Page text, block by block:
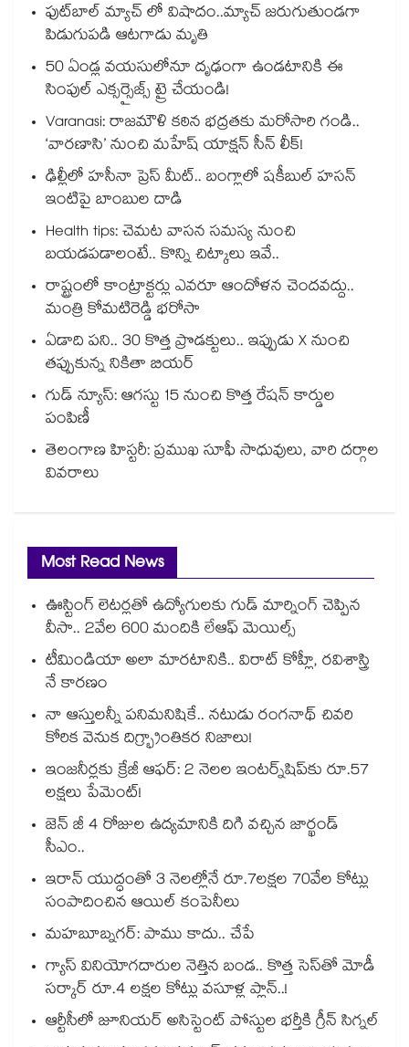
ఫుట్‌బాల్ మ్యాచ్ లో విషాదం..మ్యాచ్ జరుగుతుండగా
పిడుగుపడి ఆటగాడు మృతి
50 ఏండ్ల వయసులోనూ దృఢంగా ఉండటానికి ఈ
సింపుల్ ఎక్సర్సైజ్స్ ట్రై చేయండి!
Varanasi: రాజమౌళి కఠిన భద్రతకు మరోసారి గండి..
‘వారణాసి’ నుంచి మహేష్ యాక్షన్ సీన్ లీక్!
ఢిల్లీలో హసీనా ప్రెస్ మీట్.. బంగ్లాలో షకీబుల్ హసన్
ఇంటిపై బాంబుల దాడి
Health tips: చెమట వాసన సమస్య నుంచి
బయడపడాలంటే.. కొన్ని చిట్కాలు ఇవే..
రాష్ట్రంలో కాంట్రాక్టర్లు ఎవరూ ఆందోళన చెందవద్దు..
మంత్రి కోమటిరెడ్డి భరోసా
ఏడాది పని.. 30 కొత్త ప్రొడక్టులు.. ఇప్పుడు X నుంచి
తప్పుకున్న నికితా బియర్
గుడ్ న్యూస్: ఆగస్టు 15 నుంచి కొత్త రేషన్ కార్డుల
పంపిణీ
తెలంగాణ హిస్టరీ: ప్రముఖ సూఫీ సాధువులు, వారి దర్గాల
వివరాలు
Most Read News
ఊస్టింగ్ లెటర్లతో ఉద్యోగులకు గుడ్ మార్నింగ్ చెప్పిన
వీసా.. 2వేల 600 మందికి లేఆఫ్ మెయిల్స్
టీమిండియా అలా మారటానికి.. విరాట్ కోహ్లీ, రవిశాస్త్రి
నే కారణం
నా ఆస్తులన్నీ పనిమనిషికే.. నటుడు రంగనాథ్ చివరి
కోరిక వెనుక దిగ్భ్రాంతికర నిజాలు!
ఇంజనీర్లకు క్రేజీ ఆఫర్: 2 నెలల ఇంటర్న్‌షిప్‌కు రూ.57
లక్షలు పేమెంట్!
జెన్ జీ 4 రోజుల ఉద్యమానికి దిగి వచ్చిన జార్ఖండ్
సీఎం..
ఇరాన్ యుద్ధంతో 3 నెలల్లోనే రూ.7లక్షల 70వేల కోట్లు
సంపాదించిన ఆయిల్ కంపెనీలు
మహబూబ్నగర్: పాము కాదు.. చేపే
గ్యాస్ వినియోగదారుల నెత్తిన బండ.. కొత్త సెస్‌తో మోడీ
సర్కార్ రూ.4 లక్షల కోట్లు వసూళ్ల ప్లాన్..!
ఆర్టీసీలో జూనియర్ అసిస్టెంట్‌‌ పోస్టుల భర్తీకి గ్రీన్‌‌ సిగ్నల్